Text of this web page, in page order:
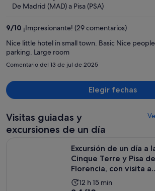
De Madrid (MAD) a Pisa (PSA)
9/10 ¡Impresionante! (29 comentarios)
Nice little hotel in small town. Basic Nice people. Bad situation with
parking. Large room
Comentario del 13 de jul de 2025
Elegir fechas
Visitas guiadas y
excursiones de un día
Excursión de un día a
Cinque Terre y Pisa
Florencia, con visita
La
12 h 15 min